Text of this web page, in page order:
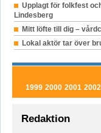
Upplagt för folkfest
Lindesberg
Mitt löfte till dig –
Lokal aktör tar över
1999 2000 2001 2002
Redaktion